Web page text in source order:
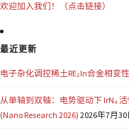
欢迎加入我们！（点击链接）
最近更新
电子杂化调控稀土RE₂In合金相变
从单轴到双轴：电势驱动下 IrN₄
(Nano Research 2026) 2026年7月30